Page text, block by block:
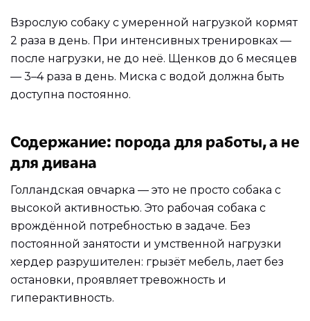
Взрослую собаку с умеренной нагрузкой кормят
2 раза в день. При интенсивных тренировках —
после нагрузки, не до неё. Щенков до 6 месяцев
— 3–4 раза в день. Миска с водой должна быть
доступна постоянно.
Содержание: порода для работы, а не
для дивана
Голландская овчарка — это не просто собака с
высокой активностью. Это рабочая собака с
врождённой потребностью в задаче. Без
постоянной занятости и умственной нагрузки
хердер разрушителен: грызёт мебель, лает без
остановки, проявляет тревожность и
гиперактивность.